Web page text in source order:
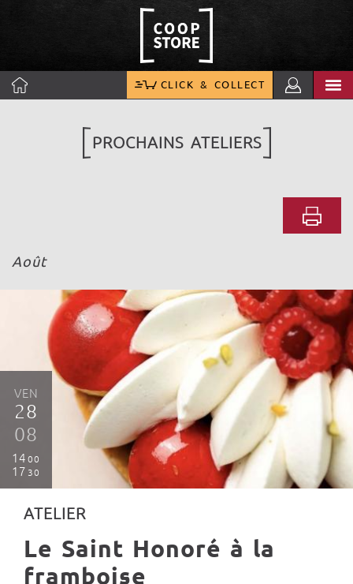
CLICK & COLLECT
PROCHAINS ATELIERS
Août
VEN
28
08
14 00
17 30
ATELIER
Le Saint Honoré à la
framboise